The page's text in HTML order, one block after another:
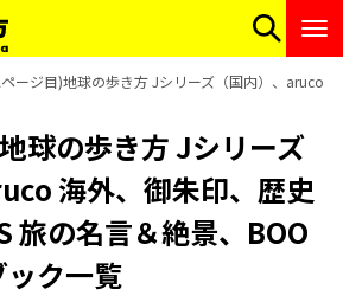
ージ目)地球の歩き方 Jシリーズ（国内）、aruco
球の歩き方 Jシリーズ
海外、御朱印、歴史
旅の名言＆絶景、BOO
ック一覧